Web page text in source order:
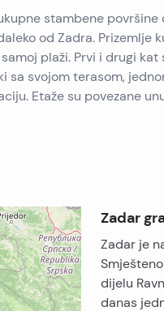
stambene
od Zadra. Prizemlje
plaži. Prvi i drugi
svojom terasom,
Etaže su povezane
Zadar
Zadar je
dijelu
danas